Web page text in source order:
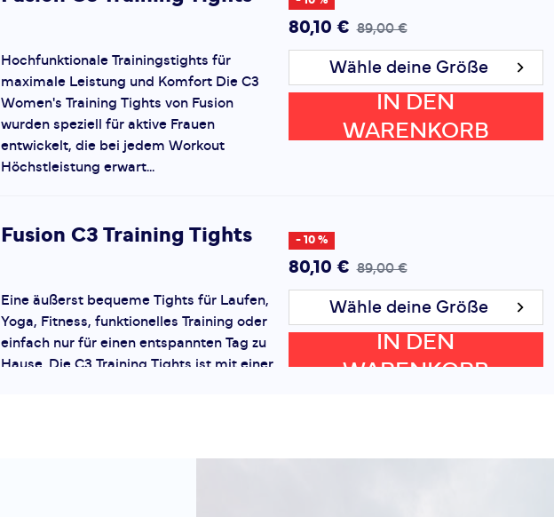
80,10 € 89,00 €
Hochfunktionale Trainingstights für
maximale Leistung und Komfort Die C3
Women's Training Tights von Fusion
wurden speziell für aktive Frauen
entwickelt, die bei jedem Workout
Höchstleistung erwart...
Wähle deine Größe
IN DEN
WARENKORB
Fusion C3 Training Tights - 10 %
80,10 € 89,00 €
Eine äußerst bequeme Tights für Laufen,
Yoga, Fitness, funktionelles Training oder
einfach nur für einen entspannten Tag zu
Hause. Die C3 Training Tights ist mit einer
Wähle deine Größe
IN DEN
WARENKORB